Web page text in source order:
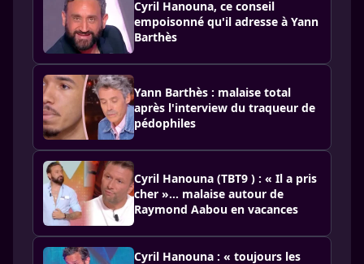
Cyril Hanouna, ce conseil
empoisonné qu'il adresse à Yann
Barthès
Yann Barthès : malaise total
après l'interview du traqueur de
pédophiles
Cyril Hanouna (TBT9 ) : « Il a pris
cher »… malaise autour de
Raymond Aabou en vacances
Cyril Hanouna : « toujours les